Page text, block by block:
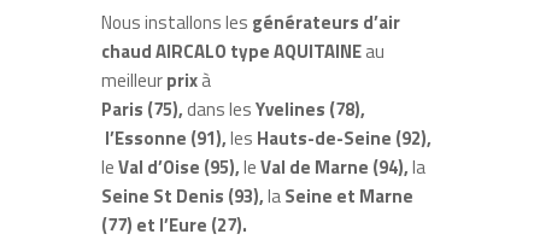
Nous installons les générateurs d’air
chaud AIRCALO type AQUITAINEau
meilleurprixà
Paris (75),dans lesYvelines (78),
l’Essonne (91),les Hauts-de-Seine (92),
leVal d’Oise (95),leVal de Marne (94),la
Seine St Denis (93),laSeine et Marne
(77) et l’Eure (27).